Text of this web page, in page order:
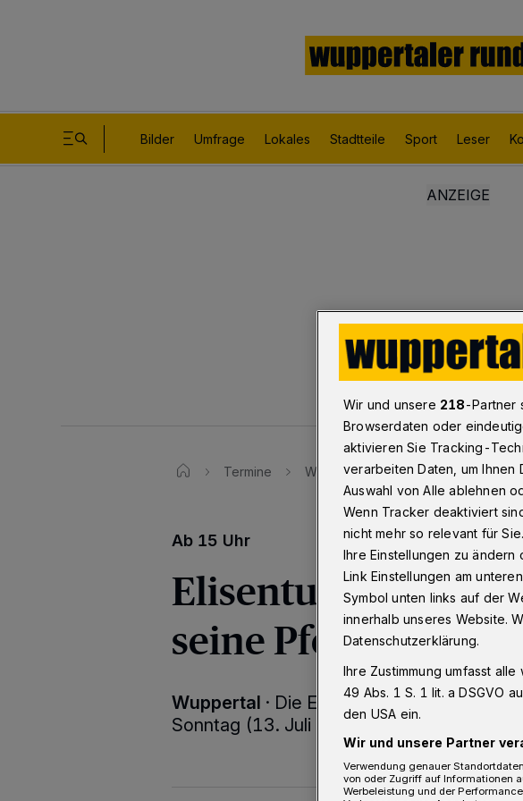
Bilder Umfrage Lokales Stadtteile Sport Leser
Termine Wuppertaler Elisenturm öffnet am
Ab 15 Uhr
Elisenturm öffnet
seine Pforten
Wuppertal · Die Ehrenamtlichen des
Sonntag (13. Juli 2025) den Elisenturm –
Wir und unsere 218-Partner
Browserdaten oder
aktivieren Sie Tracking-
verarbeiten Daten, um Ihnen
Auswahl von Alle ablehnen
Wenn Tracker deaktiviert
nicht mehr so relevant für
Ihre Einstellungen zu
Link Einstellungen am
Symbol unten links auf der
innerhalb unseres Website.
Datenschutzerklärung.
Ihre Zustimmung umfasst
49 Abs. 1 S. 1 lit. a DSGVO
den USA ein.
Wir und unsere Partner
Verwendung genauer
von oder Zugriff auf Informationen
Werbeleistung und der